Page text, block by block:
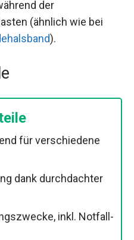
der
(ähnlich wie bei
).
für verschiedene
dank durchdachter
inkl. Notfall-